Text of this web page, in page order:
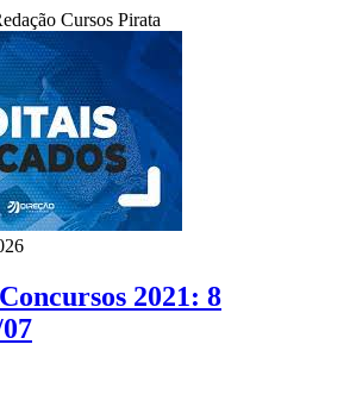
Cursos Pirata
2021: 8